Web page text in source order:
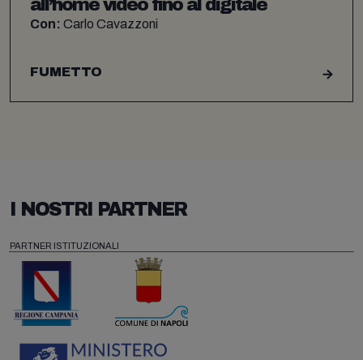
all’home video fino al digitale
Con: Carlo Cavazzoni
FUMETTO
I NOSTRI PARTNER
PARTNER ISTITUZIONALI